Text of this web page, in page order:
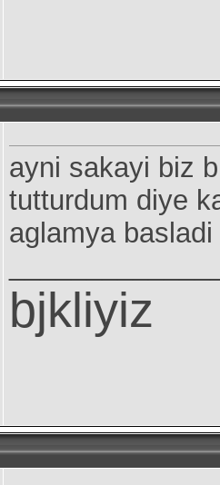
ayni sakayi biz
tutturdum diye
aglamya basladi
bjkliyiz